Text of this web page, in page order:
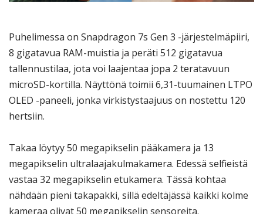
Puhelimessa on Snapdragon 7s Gen 3 -järjestelmäpiiri,
8 gigatavua RAM-muistia ja peräti 512 gigatavua
tallennustilaa, jota voi laajentaa jopa 2 teratavuun
microSD-kortilla. Näyttönä toimii 6,31-tuumainen LTPO
OLED -paneeli, jonka virkistystaajuus on nostettu 120
hertsiin.
Takaa löytyy 50 megapikselin pääkamera ja 13
megapikselin ultralaajakulmakamera. Edessä selfieistä
vastaa 32 megapikselin etukamera. Tässä kohtaa
nähdään pieni takapakki, sillä edeltäjässä kaikki kolme
kameraa olivat 50 megapikselin sensoreita.